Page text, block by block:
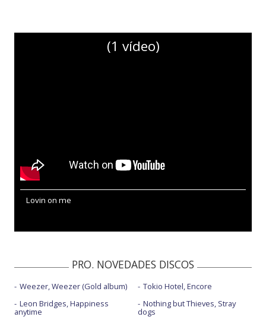
(1 vídeo)
Lovin on me
PRO. NOVEDADES DISCOS
Weezer, Weezer (Gold album)
Leon Bridges, Happiness
anytime
Tokio Hotel, Encore
Nothing but Thieves, Stray
dogs